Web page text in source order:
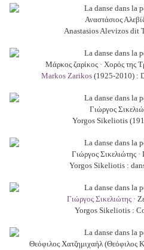
Αναστάσιος
Anastasios Alevizos dit
Μάρκος ζαρίκος · Χορός της
Markos Zarikos (1925-2010) :
Γιώργος
Yorgos Sikeliotis
Γιώργος Σικελιώτης ·
Yorgos Sikeliotis :
Γιώργος Σικελιώτης·
Yorgos Sikeliotis :
Θεόφιλος Χατζημιχαήλ (Θεόφιλος